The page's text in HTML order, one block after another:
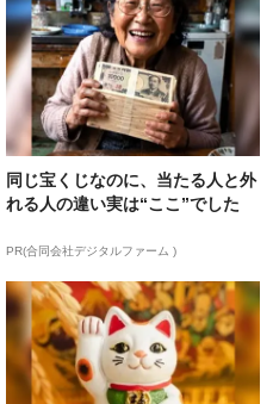
同じ宝くじなのに、当たる人と外
れる人の違い実は“ここ”でした
PR(合同会社デジタルファーム )